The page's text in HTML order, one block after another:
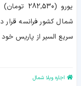
یورو (282,530 تومان)
شمال کشور فرانسه قرار
سریع السیر از پاریس خود
اجاره ویلا شمال